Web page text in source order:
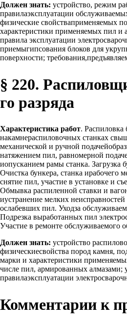
Должен знать: устройство, режим
правилаэксплуатации
физические свойстваприменяемых
характеристики применяемых пил и
правила эксплуатации
приемыгипсования блоков для
поверхности;
§ 220.
го разряда
Характеристика работ. Распиловка
накамнераспиловочных станках
механической и ручной
натяжением пил, равномерной
иопусканием рамы станка. Загрузка
Очистка бункера, станка ирабочего
снятие пил, участие в установке и
Обмывка распиленной ставки и
иустранение мелких неисправностей
ослабевших пил. Уходза
Подрезка выработанных пил
Участие в ремонте обслуживаемого
Должен знать: устройство
физическиесвойства пород камня,
марки и характеристики
числе пил, армированных алмазами;
правилаэксплуатации
Комментарии к